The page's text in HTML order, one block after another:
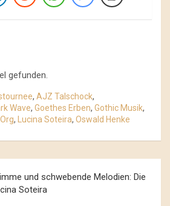
gefunden.
, AJZ Talschock,
Wave, Goethes Erben, Gothic Musik,
, Lucina Soteira, Oswald Henke
und schwebende Melodien: Die
Soteira